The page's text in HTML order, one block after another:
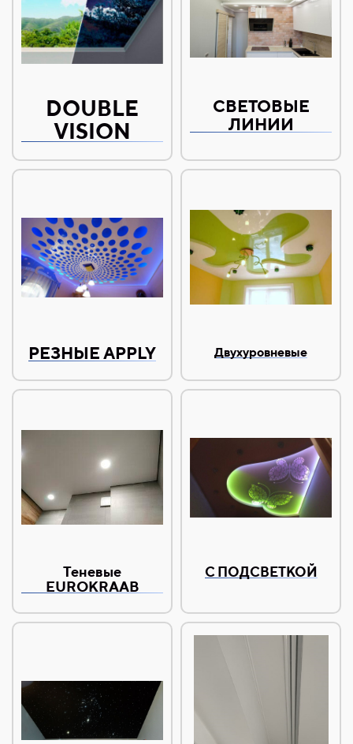
DOUBLE
VISION
СВЕТОВЫЕ
ЛИНИИ
РЕЗНЫЕ APPLY Двухуровневые
Теневые
EUROKRAAB
С ПОДСВЕТКОЙ